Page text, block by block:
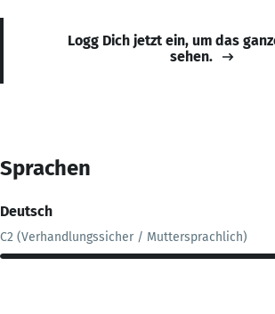
Logg Dich jetzt ein, um das
sehen.
Sprachen
Deutsch
C2 (Verhandlungssicher / Muttersprachlich)